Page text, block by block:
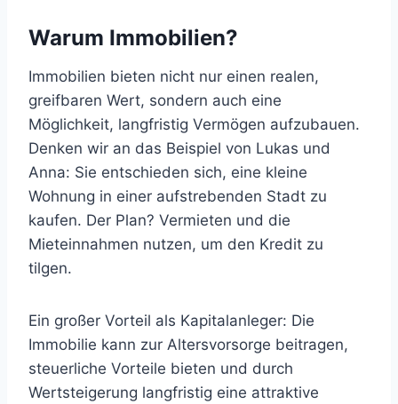
Warum Immobilien?
Immobilien bieten nicht nur einen realen,
greifbaren Wert, sondern auch eine
Möglichkeit, langfristig Vermögen aufzubauen.
Denken wir an das Beispiel von Lukas und
Anna: Sie entschieden sich, eine kleine
Wohnung in einer aufstrebenden Stadt zu
kaufen. Der Plan? Vermieten und die
Mieteinnahmen nutzen, um den Kredit zu
tilgen.
Ein großer Vorteil als Kapitalanleger: Die
Immobilie kann zur Altersvorsorge beitragen,
steuerliche Vorteile bieten und durch
Wertsteigerung langfristig eine attraktive